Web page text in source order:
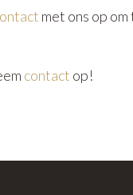
met ons op
contact op!